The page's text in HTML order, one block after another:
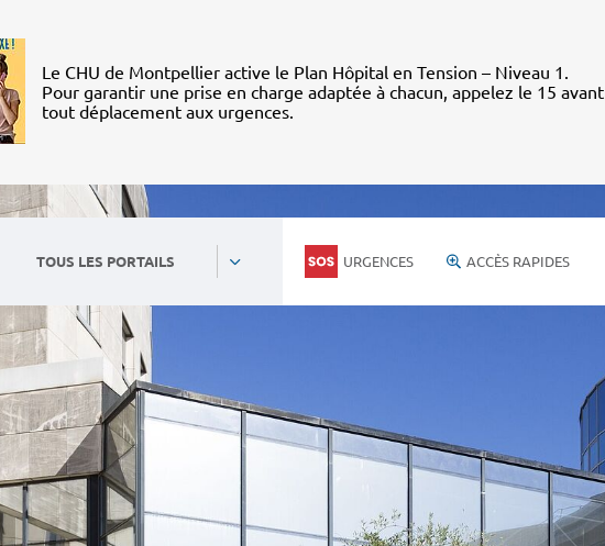
Le CHU de Montpellier active le Plan Hôpital en Tension – Niveau 1.
Pour garantir une prise en charge adaptée à chacun, appelez le 15 avant
tout déplacement aux urgences.
TOUS LES PORTAILS URGENCES ACCÈS RAPIDES